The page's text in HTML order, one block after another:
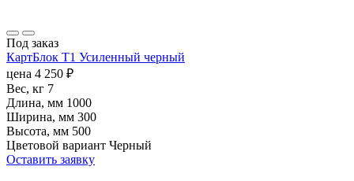
Под заказ
КартБлок Т1 Усиленный черный
цена 4 250 ₽
Вес, кг 7
Длина, мм 1000
Ширина, мм 300
Высота, мм 500
Цветовой вариант Черный
Оставить заявку